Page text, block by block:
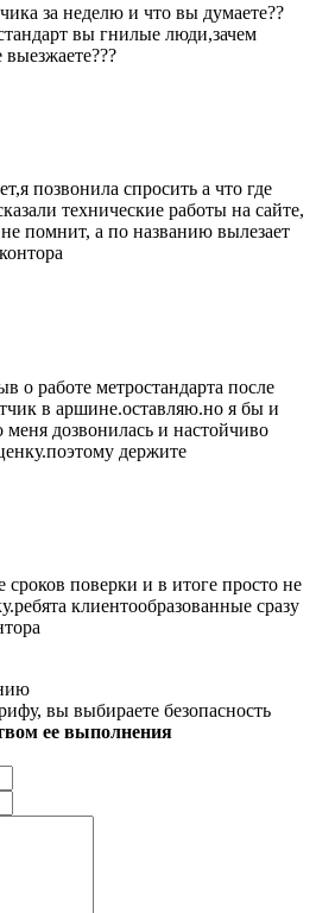
за неделю и что вы думаете??
вы гнилые люди,зачем
выезжаете???
позвонила спросить а что где
технические работы на сайте,
помнит, а по названию вылезает
о работе метростандарта после
в аршине.оставляю.но я бы и
меня дозвонилась и настойчиво
держите
поверки и в итоге просто не
клиентообразованные сразу
вы выбираете безопасность
ее выполнения